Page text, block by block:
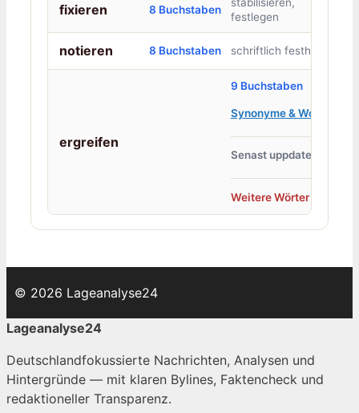
fixieren 8 Buchstaben
festlegen
notieren 8 Buchstaben schriftlich festhalten
ergreifen
9 Buchstaben
Synonyme &
Senast uppdaterad: 24
Weitere Wörter →
© 2026 Lageanalyse24
Lageanalyse24
Deutschlandfokussierte Nachrichten, Analysen und
Hintergründe — mit klaren Bylines, Faktencheck und
redaktioneller Transparenz.